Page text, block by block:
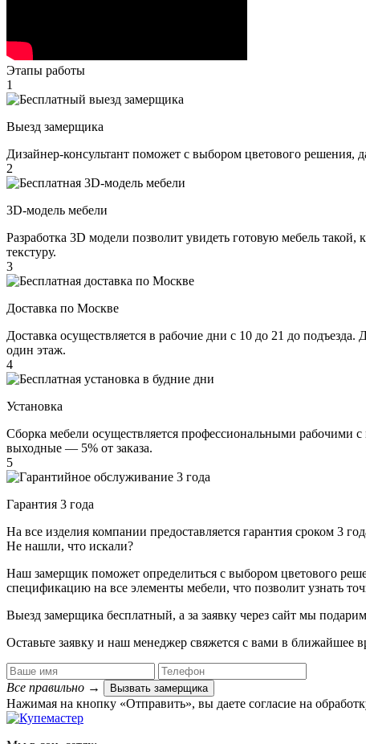
Этапы работы
1
Выезд замерщика
Дизайнер-консультант поможет с выбором цветового
2
3D-модель мебели
Разработка 3D модели позволит увидеть готовую мебель
текстуру.
3
Доставка по Москве
Доставка осуществляется в рабочие дни с 10 до 21 до
один этаж.
4
Установка
Сборка мебели осуществляется профессиональными рабочими
выходные — 5% от заказа.
5
Гарантия 3 года
На все изделия компании предоставляется гарантия сроком 3
Не нашли, что искали?
Наш замерщик поможет определиться с выбором цветового
спецификацию на все элементы мебели, что позволит узнать
Выезд замерщика бесплатный, а за заявку через сайт мы
Оставьте заявку и наш менеджер свяжется с вами в ближайшее
Все правильно → Вызвать замерщика
Нажимая на кнопку «Отправить», вы даете согласие на